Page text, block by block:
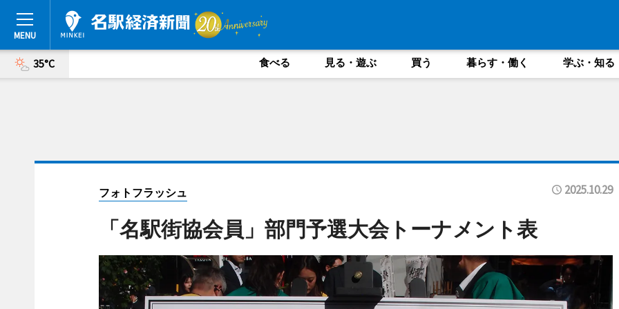
35°C 食べる 見る・遊ぶ 買う 暮らす・働く 学ぶ・知る
フォトフラッシュ 2025.10.29
「名駅街協会員」部門予選大会トーナメント表